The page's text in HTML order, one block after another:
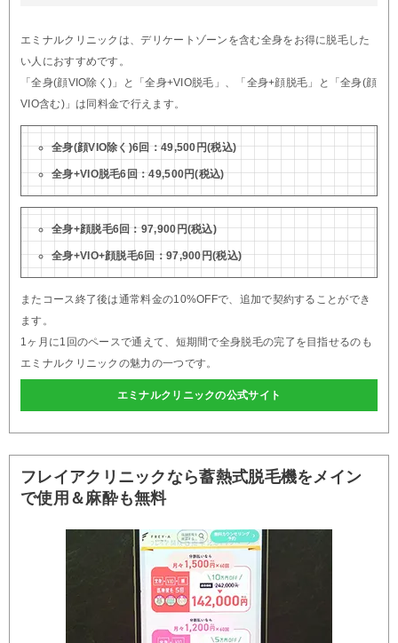
エミナルクリニックは、デリケートゾーンを含む全身をお得に脱毛した
い人におすすめです。
「全身(顔VIO除く)」と「全身+VIO脱毛」、「全身+顔脱毛」と「全身(顔
VIO含む)」は同料金で行えます。
全身(顔VIO除く)6回：49,500円(税込)
全身+VIO脱毛6回：49,500円(税込)
全身+顔脱毛6回：97,900円(税込)
全身+VIO+顔脱毛6回：97,900円(税込)
またコース終了後は通常料金の10%OFFで、追加で契約することができ
ます。
1ヶ月に1回のペースで通えて、短期間で全身脱毛の完了を目指せるのも
エミナルクリニックの魅力の一つです。
エミナルクリニックの公式サイト
フレイアクリニックなら蓄熱式脱毛機をメイン
で使用＆麻酔も無料